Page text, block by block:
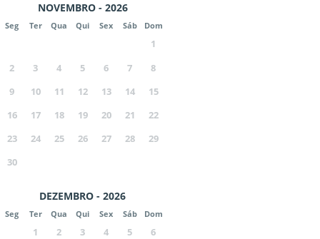
NOVEMBRO - 2026
Seg Ter Qua Qui Sex Sáb Dom
1
2
3 4 5 6 7
8
9
10 11 12 13 14
15
16
17 18 19 20 21
22
23
24 25 26 27 28
29
30
DEZEMBRO - 2026
Seg Ter Qua Qui Sex Sáb Dom
1 2 3 4 5
6